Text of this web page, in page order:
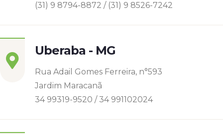
(31) 9 8794-8872 / (31) 9 8526-7242
Uberaba - MG
Rua Adail Gomes Ferreira, n°593
Jardim Maracanã
34 99319-9520 / 34 991102024